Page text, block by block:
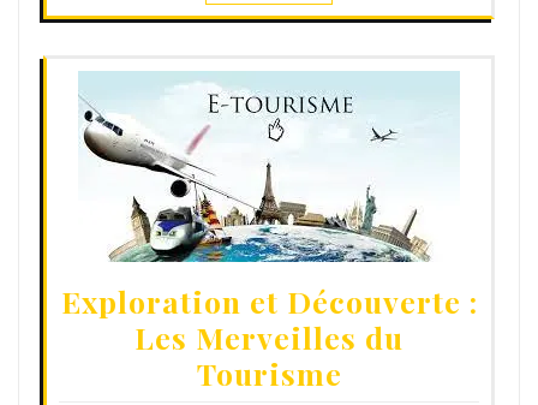
Exploration et Découverte :
Les Merveilles du
Tourisme